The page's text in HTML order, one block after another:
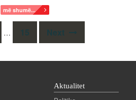
më shumë...
… 15 Next
Aktualitet